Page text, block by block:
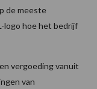
de meeste
logo hoe het bedrijf
vergoeding vanuit
van